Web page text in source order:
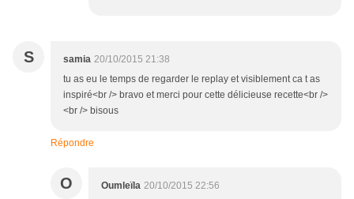
S samia 20/10/2015 21:38
tu as eu le temps de regarder le replay et visiblement ca t as
inspiré<br /> bravo et merci pour cette délicieuse recette<br />
<br /> bisous
Répondre
O Oumleïla 20/10/2015 22:56